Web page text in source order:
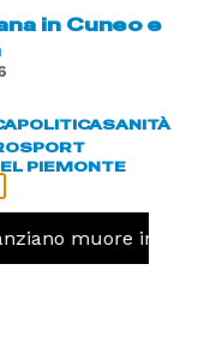
in Cuneo e
POLITICASANITÀ
SPORT
PIEMONTE
muore in corso